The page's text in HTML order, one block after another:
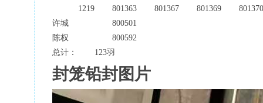
1219
801363 801367 801369
801370
许城
800501
陈权
800592
总计：
123羽
封笼铅封图片